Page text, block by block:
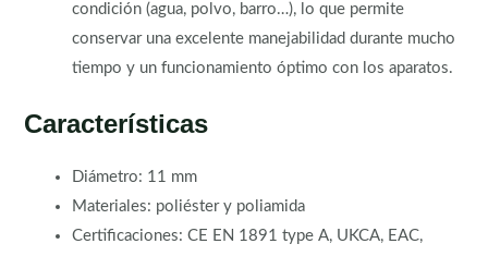
condición (agua, polvo, barro…), lo que permite
conservar una excelente manejabilidad durante mucho
tiempo y un funcionamiento óptimo con los aparatos.
Características
Diámetro: 11 mm
Materiales: poliéster y poliamida
Certificaciones: CE EN 1891 type A, UKCA, EAC,